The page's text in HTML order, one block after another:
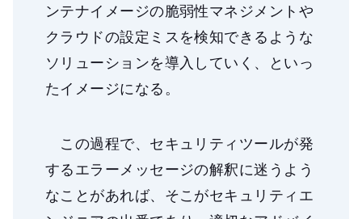
ンテナイメージの脆弱性マネジメントや
クラウドの設定ミスを検知できるような
ソリューションを導入していく、といっ
たイメージになる。
この過程で、セキュリティツールが発
するエラーメッセージの解釈に迷うよう
なことがあれば、そこがセキュリティエ